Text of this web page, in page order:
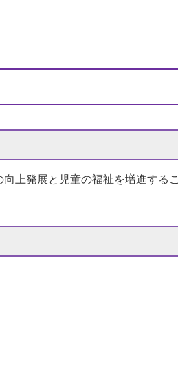
上発展と児童の福祉を増進するこ